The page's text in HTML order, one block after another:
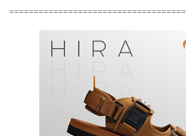
====================================